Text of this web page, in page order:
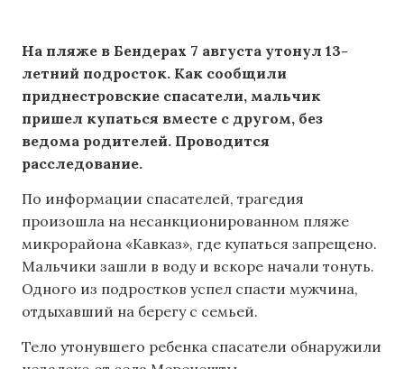
На пляже в Бендерах 7 августа утонул 13-
летний подросток. Как сообщили
приднестровские спасатели, мальчик
пришел купаться вместе с другом, без
ведома родителей. Проводится
расследование.
По информации спасателей, трагедия
произошла на несанкционированном пляже
микрорайона «Кавказ», где купаться запрещено.
Мальчики зашли в воду и вскоре начали тонуть.
Одного из подростков успел спасти мужчина,
отдыхавший на берегу с семьей.
Тело утонувшего ребенка спасатели обнаружили